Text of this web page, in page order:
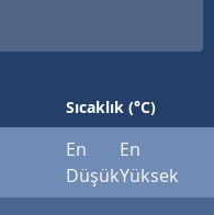
Sıcaklık (°C)
En
Düşük
En
Yüksek